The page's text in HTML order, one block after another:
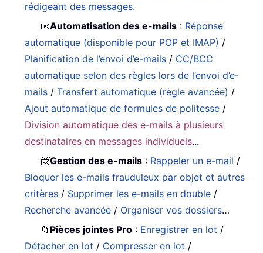
rédigeant des messages.
📧Automatisation des e-mails : Réponse
automatique (disponible pour POP et IMAP) /
Planification de l’envoi d’e-mails / CC/BCC
automatique selon des règles lors de l’envoi d’e-
mails /Transfert automatique (règle avancée) /
Ajout automatique de formules de politesse /
Division automatique des e-mails à plusieurs
destinataires en messages individuels...
📨Gestion des e-mails : Rappeler un e-mail /
Bloquer les e-mails frauduleux par objet et autres
critères / Supprimer les e-mails en double /
Recherche avancée / Organiser vos dossiers…
📁 Pièces jointes Pro : Enregistrer en lot /
Détacher en lot / Compresser en lot /